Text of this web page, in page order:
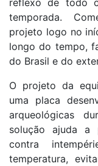
reflexo de todo
temporada.
projeto logo no
longo do tempo,
do Brasil e do
O projeto da
uma placa
arqueológicas
solução ajuda a
contra
temperatura,